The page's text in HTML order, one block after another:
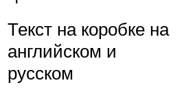
Текст на коробке на
английском и
русском